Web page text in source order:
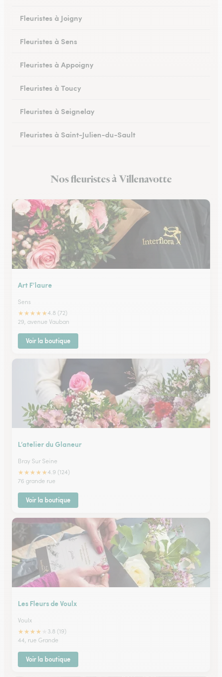
Fleuristes à Joigny
Fleuristes à Sens
Fleuristes à Appoigny
Fleuristes à Toucy
Fleuristes à Seignelay
Fleuristes à Saint-Julien-du-Sault
Fleuristes à Monéteau
Nos fleuristes à Villenavotte
Art F’laure
Sens
★★★★★4.8 (72)
29, avenue Vauban
Voir la boutique
L’atelier du Glaneur
Bray Sur Seine
★★★★★4.9 (124)
76 grande rue
Voir la boutique
Les Fleurs de Voulx
Voulx
★★★★
3.8 (19)
44, rue Grande
Voir la boutique